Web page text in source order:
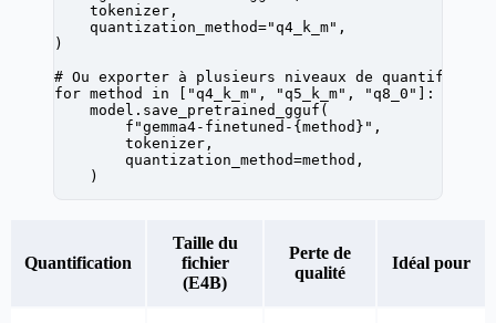
    tokenizer,
    quantization_method
="q4_k_m" ,
)
# Ou exporter à plusieurs niveaux de
for method in [ "q4_k_m" , "q5_k_m" , "q8_0" ]:
    model.save_pretrained_gguf(
        f
"gemma4-finetuned- {method } " ,
        tokenizer,
        quantization_method
=method,
    )
Quantification
Taille du
fichier
(E4B)
Perte de
qualité
Idéal pour